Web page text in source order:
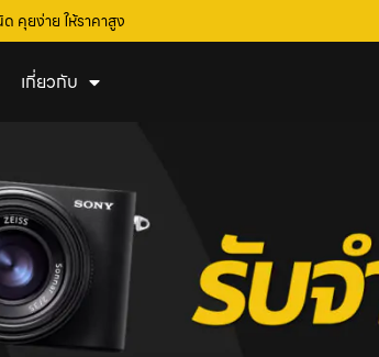
คุยง่าย ให้ราคาสูง
เกี่ยวกับ